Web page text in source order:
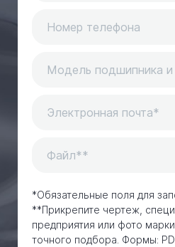
*Обязательные поля для
**Прикрепите чертеж,
предприятия или фото
точного подбора. Формы: